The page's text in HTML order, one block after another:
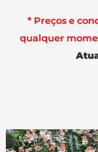
* Preços e
qualquer